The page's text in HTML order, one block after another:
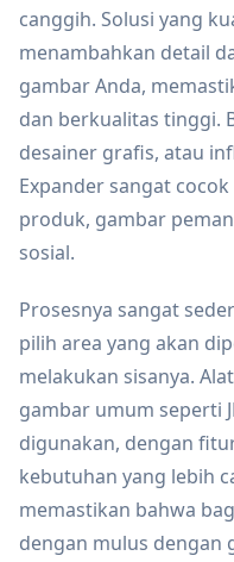
canggih. Solusi yang
menambahkan detail
gambar Anda,
dan berkualitas tinggi.
desainer grafis, atau
Expander sangat
produk, gambar
sosial.
Prosesnya sangat
pilih area yang akan
melakukan sisanya.
gambar umum seperti
digunakan, dengan
kebutuhan yang lebih
memastikan bahwa
dengan mulus dengan